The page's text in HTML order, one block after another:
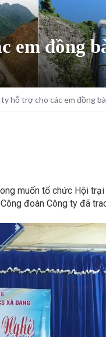
em đồng
hỗ trợ cho các em đồng
muốn tổ chức Hội
đoàn Công ty đã